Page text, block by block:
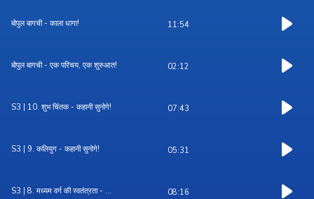
बोपुल बागची - काला धागा! 11:54
बोपुल बागची - एक परिचय, एक शुरुआत! 02:12
S3 | 10. शुभ चिंतक - कहानी सुनोगे! 07:43
S3 | 9. कलियुग - कहानी सुनोगे! 05:31
S3 | 8. मध्यम वर्ग की स्वतंत्रता - ... 08:16